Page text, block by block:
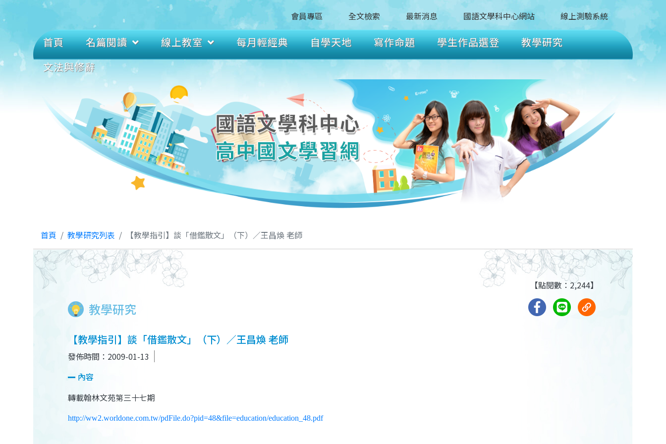
會員專區 全文檢索 最新消息 國語文學科中心網站 線上測驗系統
首頁 名篇閱讀 線上教室 每月輕經典 自學天地 寫作命題 學生作品選登
教學研究
文法與修辭
首頁 教學研究列表 【教學指引】談「借鑑散文」（下）／王昌煥 老師
教學研究
【點閱數：2,244】
【教學指引】談「借鑑散文」（下）／王昌煥 老師
發佈時間：2009-01-13
內容
轉載翰林文苑第三十七期
http://ww2.worldone.com.tw/pdFile.do?pid=48&file=education/education_48.pdf